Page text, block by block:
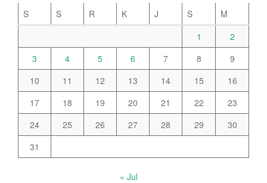
S
S R K J S
M
1
2
3
4 5 6 7 8
9
10
11 12 13 14 15
16
17
18 19 20 21 22
23
24
25 26 27 28 29
30
31
« Jul